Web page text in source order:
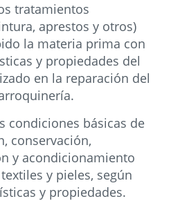
tratamientos
aprestos y otros)
la materia prima con
y propiedades del
en la reparación del
condiciones básicas de
conservación,
y acondicionamiento
y pieles, según
y propiedades.